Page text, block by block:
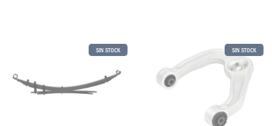
SIN STOCK SIN STOCK